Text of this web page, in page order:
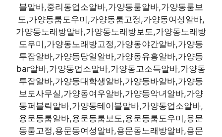
블알바,중리동업소알바,가양동룸알바,가양동룸보
도,가양동룸도우미,가양동룸고정,가양동여성알바,
가양동노래방알바,가양동노래방보도,가양동노래방
도우미,가양동노래방고정,가양동야간알바,가양동
투잡알바,가양동당일알바,가양동유흥알바,가양동
bar알바,가양동업소알바,가양동고소득알바,가양동
투잡알바,가양동대학생알바,가양동바알바,가양동
보도사무실,가양동여우알바,가양동악녀알바,가양
동퍼블릭알바,가양동테이블알바,가양동업소알바,
용문동룸알바,용문동룸보도,용문동룸도우미,용문
동룸고정,용문동여성알바,용문동노래방알바,용문